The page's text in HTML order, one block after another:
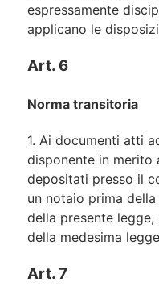
espressamente
applicano le
Art. 6
Norma transitoria
1. Ai documenti atti
disponente in merito
depositati presso il
un notaio prima
della presente
della medesima
Art. 7